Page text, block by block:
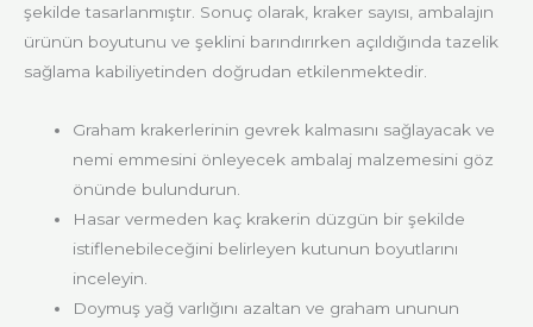
şekilde tasarlanmıştır. Sonuç olarak, kraker sayısı, ambalajın
ürünün boyutunu ve şeklini barındırırken açıldığında tazelik
sağlama kabiliyetinden doğrudan etkilenmektedir.
Graham krakerlerinin gevrek kalmasını sağlayacak ve
nemi emmesini önleyecek ambalaj malzemesini göz
önünde bulundurun.
Hasar vermeden kaç krakerin düzgün bir şekilde
istiflenebileceğini belirleyen kutunun boyutlarını
inceleyin.
Doymuş yağ varlığını azaltan ve graham ununun